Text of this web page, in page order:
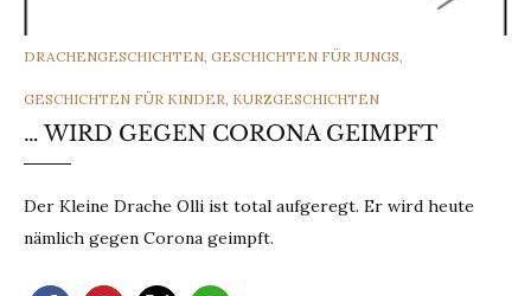
CATEGORIES
DRACHENGESCHICHTEN GESCHICHTEN FÜR JUNGS
GESCHICHTEN FÜR KINDER KURZGESCHICHTEN
… WIRD GEGEN CORONA GEIMPFT
Der Kleine Drache Olli ist total aufgeregt. Er wird heute
nämlich gegen Corona geimpft.